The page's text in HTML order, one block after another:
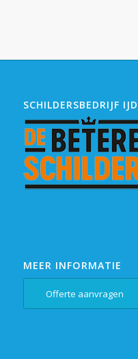
SCHILDERSBEDRIJF
MEER INFORMATIE
Offerte aanvragen